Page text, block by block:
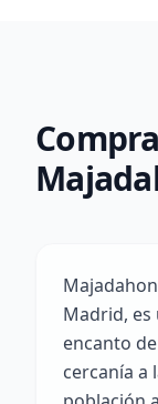
Madrid, es
encanto
cercanía a